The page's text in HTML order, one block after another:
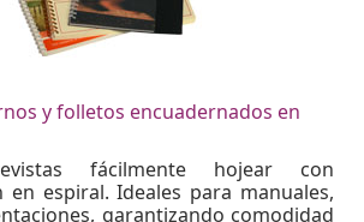
y folletos encuadernados en
fácilmente hojear con
en espiral. Ideales para manuales,
garantizando comodidad